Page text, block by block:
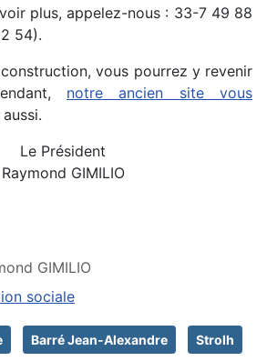
plus, appelez-nous : 33-7 49 88
54).
vous pourrez y revenir
notre ancien site vous
Le Président
Raymond GIMILIO
GIMILIO
sociale
Barré Jean-Alexandre Strolh